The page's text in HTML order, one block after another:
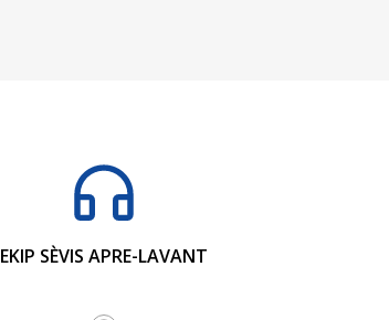
EKIP SÈVIS APRE-LAVANT